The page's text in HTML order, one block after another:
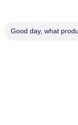
Good day, what